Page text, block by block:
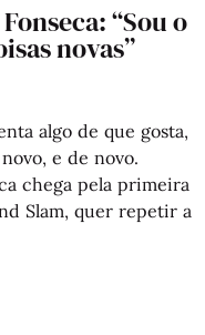
“Sou o
novas”
algo de que gosta,
e de novo.
chega pela primeira
Slam, quer repetir a